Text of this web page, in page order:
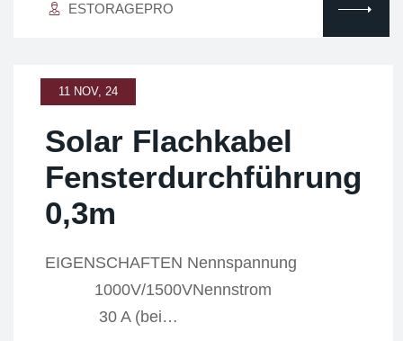
ESTORAGEPRO
11 NOV, 24
Solar Flachkabel
Fensterdurchführung
0,3m
EIGENSCHAFTEN Nennspannung
1000V/1500VNennstrom
30 A (bei…